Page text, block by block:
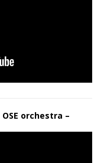
orchestra –